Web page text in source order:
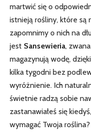
martwić się o
istnieją rośliny, które są
zapomnimy o nich na
⁣jest⁣ Sansewieria,
magazynują wodę,
kilka tygodni bez
wyróżnienie. Ich
świetnie radzą sobie
zastanawiałeś‍ się
wymagać Twoja‌